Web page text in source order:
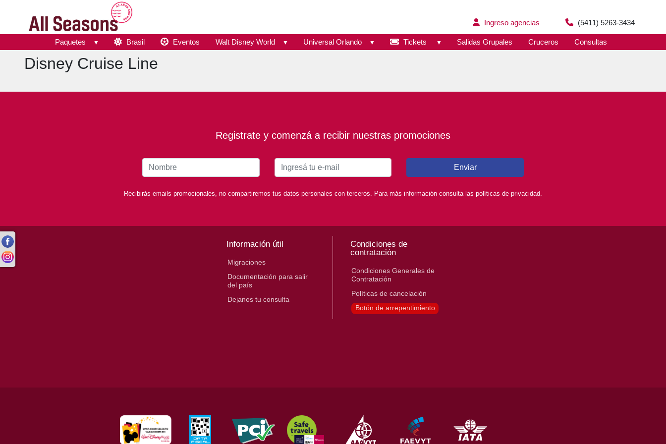
Ingreso agencias (5411) 5263-3434
Paquetes Brasil Eventos Walt Disney World Universal Orlando Tickets Salidas Grupales Cruceros Consultas
Disney Cruise Line
Registrate y comenzá a recibir nuestras promociones
Enviar
Recibirás emails promocionales, no compartiremos tus datos personales con terceros. Para más información consulta las políticas de privacidad.
Información útil
Migraciones
Documentación para salir
del país
Dejanos tu consulta
Condiciones de
contratación
Condiciones Generales de
Contratación
Políticas de cancelación
Botón de arrepentimiento